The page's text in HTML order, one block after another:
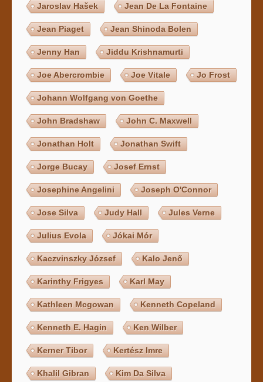
Jaroslav Hašek Jean De La Fontaine
Jean Piaget Jean Shinoda Bolen
Jenny Han Jiddu Krishnamurti
Joe Abercrombie Joe Vitale Jo Frost
Johann Wolfgang von Goethe
John Bradshaw John C. Maxwell
Jonathan Holt Jonathan Swift
Jorge Bucay Josef Ernst
Josephine Angelini Joseph O'Connor
Jose Silva Judy Hall Jules Verne
Julius Evola Jókai Mór
Kaczvinszky József Kalo Jenő
Karinthy Frigyes Karl May
Kathleen Mcgowan Kenneth Copeland
Kenneth E. Hagin Ken Wilber
Kerner Tibor Kertész Imre
Khalil Gibran Kim Da Silva